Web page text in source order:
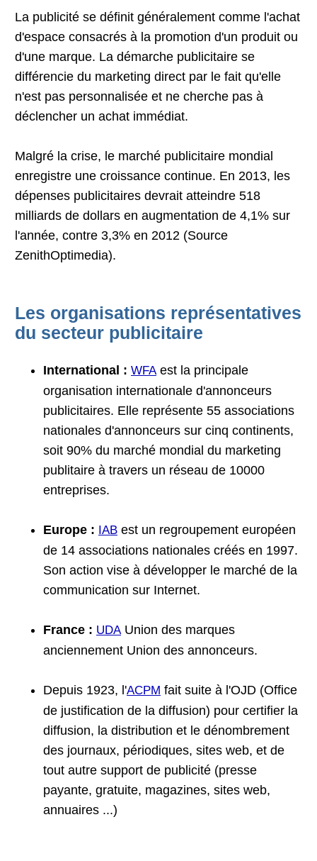
La publicité se définit généralement comme l'achat
d'espace consacrés à la promotion d'un produit ou
d'une marque. La démarche publicitaire se
différencie du marketing direct par le fait qu'elle
n'est pas personnalisée et ne cherche pas à
déclencher un achat immédiat.
Malgré la crise, le marché publicitaire mondial
enregistre une croissance continue. En 2013, les
dépenses publicitaires devrait atteindre 518
milliards de dollars en augmentation de 4,1% sur
l'année, contre 3,3% en 2012 (Source
ZenithOptimedia).
Les organisations représentatives
du secteur publicitaire
International : WFAest la principale
organisation internationale d'annonceurs
publicitaires. Elle représente 55 associations
nationales d'annonceurs sur cinq continents,
soit 90% du marché mondial du marketing
publitaire à travers un réseau de 10000
entreprises.
Europe : IAB est un regroupement européen
de 14 associations nationales créés en 1997.
Son action vise à développer le marché de la
communication sur Internet.
France : UDAUnion des marques
anciennement Union des annonceurs.
Depuis 1923, l'ACPM fait suite à l'OJD (Office
de justification de la diffusion) pour certifier la
diffusion, la distribution et le dénombrement
des journaux, périodiques, sites web, et de
tout autre support de publicité (presse
payante, gratuite, magazines, sites web,
annuaires ...)